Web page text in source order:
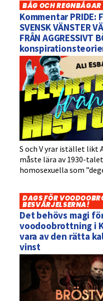
BÅG OCH REGNBÅGAR
Kommentar PRIDE:
SVENSK VÄNSTER
FRÅN AGGRESSIVT
S och V yrar istället likt
måste lära av 1930-
homosexuella som
DAGS FÖR
BESVÄRJELSERNA!
Det behövs magi
voodoobrottning i
vara av den rätta
vinst